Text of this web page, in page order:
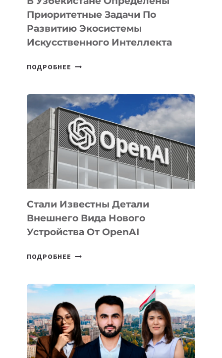
Приоритетные Задачи По
Развитию Экосистемы
Искусственного Интеллекта
ПОДРОБНЕЕ
ПРИОРИТЕТНЫЕ
ЗАДАЧИ
ПО
РАЗВИТИЮ
ЭКОСИСТЕМЫ
ИСКУССТВЕННОГО
ИНТЕЛЛЕКТА
Стали Известны Детали
Внешнего Вида Нового
Устройства От OpenAI
ПОДРОБНЕЕ СТАЛИ
ВНЕШНЕГО
ВИДА
НОВОГО
УСТРОЙСТВА
ОТ
OPENAI